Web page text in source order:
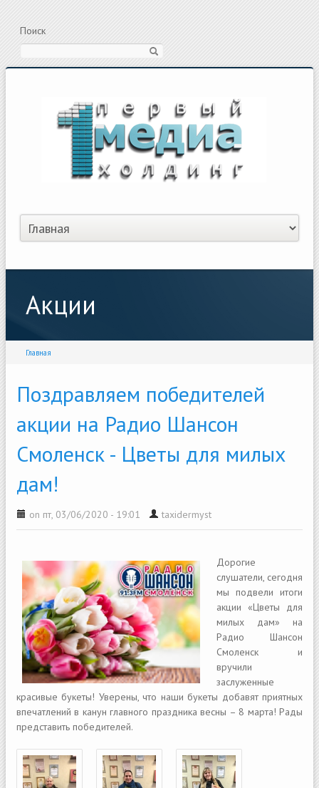
Поиск
Акции
Главная
Поздравляем победителей
акции на Радио Шансон
Смоленск - Цветы для милых
дам!
on пт, 03/06/2020 - 19:01 taxidermyst
Дорогие
слушатели, сегодня
мы подвели итоги
акции «Цветы для
милых дам» на
Радио Шансон
Смоленск и
вручили
заслуженные
красивые букеты! Уверены, что наши букеты добавят приятных
впечатлений в канун главного праздника весны – 8 марта! Рады
представить победителей.